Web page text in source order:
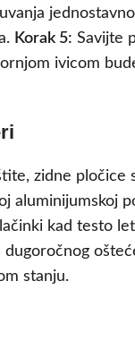
Korak 5: Savijte
ivicom
zidne pločice
aluminijumskoj
kad testo
stanju.